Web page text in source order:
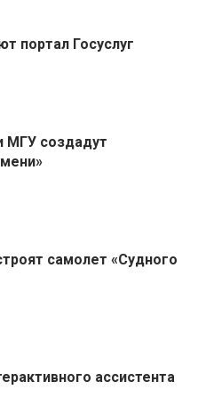
портал Госуслуг
создадут
самолет «Судного
ассистента